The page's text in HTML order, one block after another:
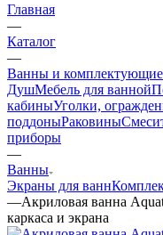
Главная
—
Каталог
—
Ванны и комплектующие
ДушМебель для ванной
кабиныУголки,
поддоныРаковины
приборы
—
Ванны
Экраны для ванн
—Акриловая ванна
каркаса и экрана